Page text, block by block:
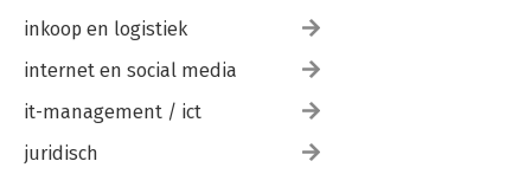
inkoop en logistiek
internet en social media
it-management / ict
juridisch